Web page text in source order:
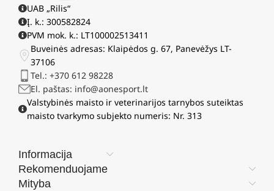
UAB „Rilis“
Į. k.: 300582824
PVM mok. k.: LT100002513411
Buveinės adresas: Klaipėdos g. 67, Panevėžys LT-
37106
Tel.: +370 612 98228
El. paštas: info@aonesport.lt
Valstybinės maisto ir veterinarijos tarnybos suteiktas
maisto tvarkymo subjekto numeris: Nr. 313
Informacija
Rekomenduojame
Mityba